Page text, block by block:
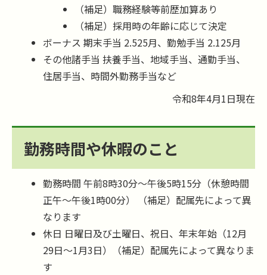
（補足）職務経験等前歴加算あり
（補足）採用時の年齢に応じて決定
ボーナス 期末手当 2.525月、勤勉手当 2.125月
その他諸手当 扶養手当、地域手当、通勤手当、
住居手当、時間外勤務手当など
令和8年4月1日現在
勤務時間や休暇のこと
勤務時間 午前8時30分～午後5時15分（休憩時間
正午～午後1時00分） （補足）配属先によって異
なります
休日 日曜日及び土曜日、祝日、年末年始（12月
29日～1月3日）（補足）配属先によって異なりま
す